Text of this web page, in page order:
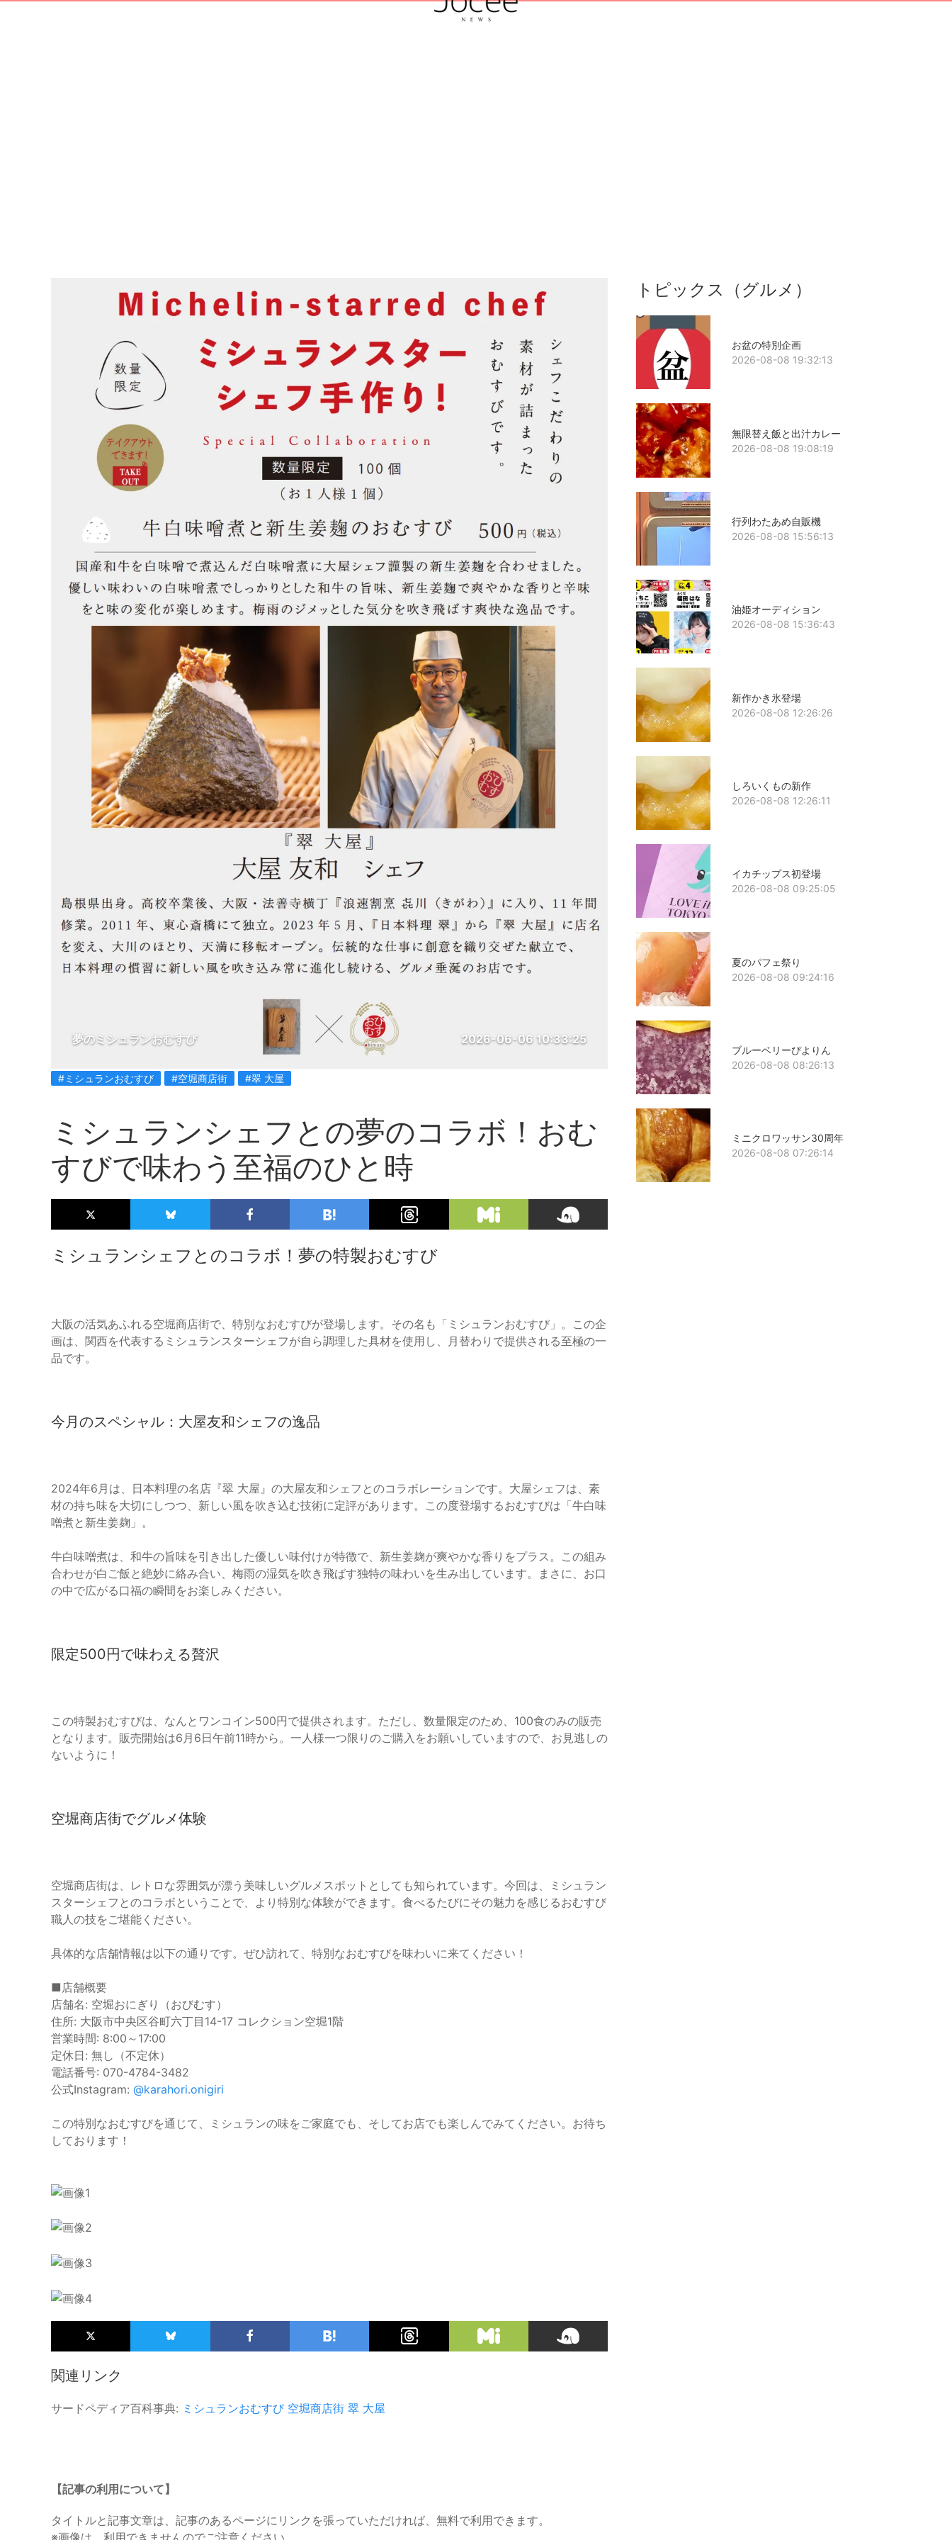
夢のミシュランおむすび 2026-06-06 10:33:25
#ミシュランおむすび #空堀商店街 #翠 大屋
ミシュランシェフとの夢のコラボ！おむ
すびで味わう至福のひと時
ミシュランシェフとのコラボ！夢の特製おむすび
大阪の活気あふれる空堀商店街で、特別なおむすびが登場します。その名も「ミシュランおむすび」。この企
画は、関西を代表するミシュランスターシェフが自ら調理した具材を使用し、月替わりで提供される至極の一
品です。
今月のスペシャル：大屋友和シェフの逸品
2024年6月は、日本料理の名店『翠 大屋』の大屋友和シェフとのコラボレーションです。大屋シェフは、素
材の持ち味を大切にしつつ、新しい風を吹き込む技術に定評があります。この度登場するおむすびは「牛白味
噌煮と新生姜麹」。
牛白味噌煮は、和牛の旨味を引き出した優しい味付けが特徴で、新生姜麹が爽やかな香りをプラス。この組み
合わせが白ご飯と絶妙に絡み合い、梅雨の湿気を吹き飛ばす独特の味わいを生み出しています。まさに、お口
の中で広がる口福の瞬間をお楽しみください。
限定500円で味わえる贅沢
この特製おむすびは、なんとワンコイン500円で提供されます。ただし、数量限定のため、100食のみの販売
となります。販売開始は6月6日午前11時から。一人様一つ限りのご購入をお願いしていますので、お見逃しの
ないように！
空堀商店街でグルメ体験
空堀商店街は、レトロな雰囲気が漂う美味しいグルメスポットとしても知られています。今回は、ミシュラン
スターシェフとのコラボということで、より特別な体験ができます。食べるたびにその魅力を感じるおむすび
職人の技をご堪能ください。
具体的な店舗情報は以下の通りです。ぜひ訪れて、特別なおむすびを味わいに来てください！
■店舗概要
店舗名: 空堀おにぎり（おびむす）
住所: 大阪市中央区谷町六丁目14-17 コレクション空堀1階
営業時間: 8:00～17:00
定休日: 無し（不定休）
電話番号: 070-4784-3482
公式Instagram: @karahori.onigiri
この特別なおむすびを通じて、ミシュランの味をご家庭でも、そしてお店でも楽しんでみてください。お待ち
しております！
関連リンク
サードペディア百科事典: ミシュランおむすび 空堀商店街 翠 大屋
トピックス（グルメ）
お盆の特別企画
2026-08-08 19:32:13
無限替え飯と出汁カレー
2026-08-08 19:08:19
行列わたあめ自販機
2026-08-08 15:56:13
油姫オーディション
2026-08-08 15:36:43
新作かき氷登場
2026-08-08 12:26:26
しろいくもの新作
2026-08-08 12:26:11
イカチップス初登場
2026-08-08 09:25:05
夏のパフェ祭り
2026-08-08 09:24:16
ブルーベリーぴよりん
2026-08-08 08:26:13
ミニクロワッサン30周年
2026-08-08 07:26:14
【記事の利用について】
タイトルと記事文章は、記事のあるページにリンクを張っていただければ、無料で利用できます。
※画像は、利用できませんのでご注意ください。